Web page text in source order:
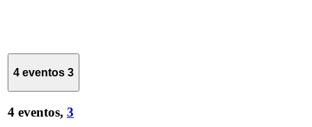
4 eventos 3
4 eventos, 3